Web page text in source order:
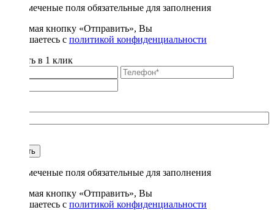
* - отмеченые поля обязательные для заполнения
Нажимая кнопку «Отправить», Вы
соглашаетесь с политикой конфиденциальности
Купить в 1 клик
Купить
* - отмеченые поля обязательные для заполнения
Нажимая кнопку «Отправить», Вы
соглашаетесь с политикой конфиденциальности